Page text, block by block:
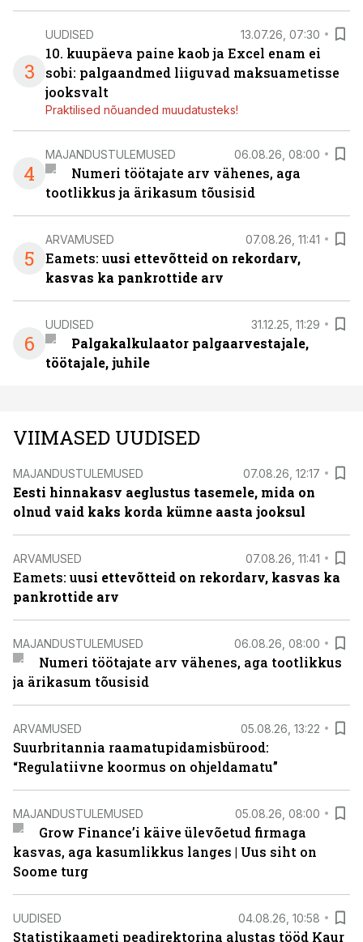
3
UUDISED 13.07.26, 07:30
10. kuupäeva paine kaob ja Excel enam ei
sobi: palgaandmed liiguvad maksuametisse
jooksvalt
Praktilised nõuanded muudatusteks!
4
MAJANDUSTULEMUSED 06.08.26, 08:00
Numeri töötajate arv vähenes, aga
tootlikkus ja ärikasum tõusisid
5
ARVAMUSED 07.08.26, 11:41
Eamets: uusi ettevõtteid on rekordarv,
kasvas ka pankrottide arv
6
UUDISED 31.12.25, 11:29
Palgakalkulaator palgaarvestajale,
töötajale, juhile
VIIMASED UUDISED
MAJANDUSTULEMUSED 07.08.26, 12:17
Eesti hinnakasv aeglustus tasemele, mida on
olnud vaid kaks korda kümne aasta jooksul
ARVAMUSED 07.08.26, 11:41
Eamets: uusi ettevõtteid on rekordarv, kasvas ka
pankrottide arv
MAJANDUSTULEMUSED 06.08.26, 08:00
Numeri töötajate arv vähenes, aga tootlikkus
ja ärikasum tõusisid
ARVAMUSED 05.08.26, 13:22
Suurbritannia raamatupidamisbürood:
“Regulatiivne koormus on ohjeldamatu”
MAJANDUSTULEMUSED 05.08.26, 08:00
Grow Finance’i käive ülevõetud firmaga
kasvas, aga kasumlikkus langes | Uus siht on
Soome turg
UUDISED 04.08.26, 10:58
Statistikaameti peadirektorina alustas tööd Kaur